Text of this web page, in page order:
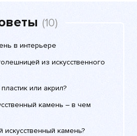
(10)
в интерьере
из искусственного
или акрил?
камень – в чем
искусственный камень?